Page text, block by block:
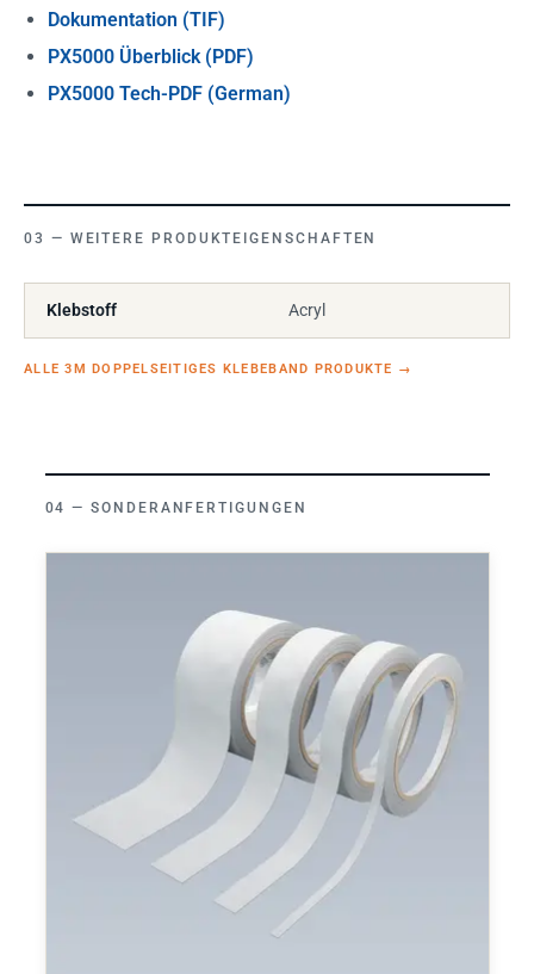
Dokumentation (TIF)
PX5000 Überblick (PDF)
PX5000 Tech-PDF (German)
WEITERE PRODUKTEIGENSCHAFTEN
Klebstoff Acryl
ALLE 3M DOPPELSEITIGES KLEBEBAND PRODUKTE →
SONDERANFERTIGUNGEN